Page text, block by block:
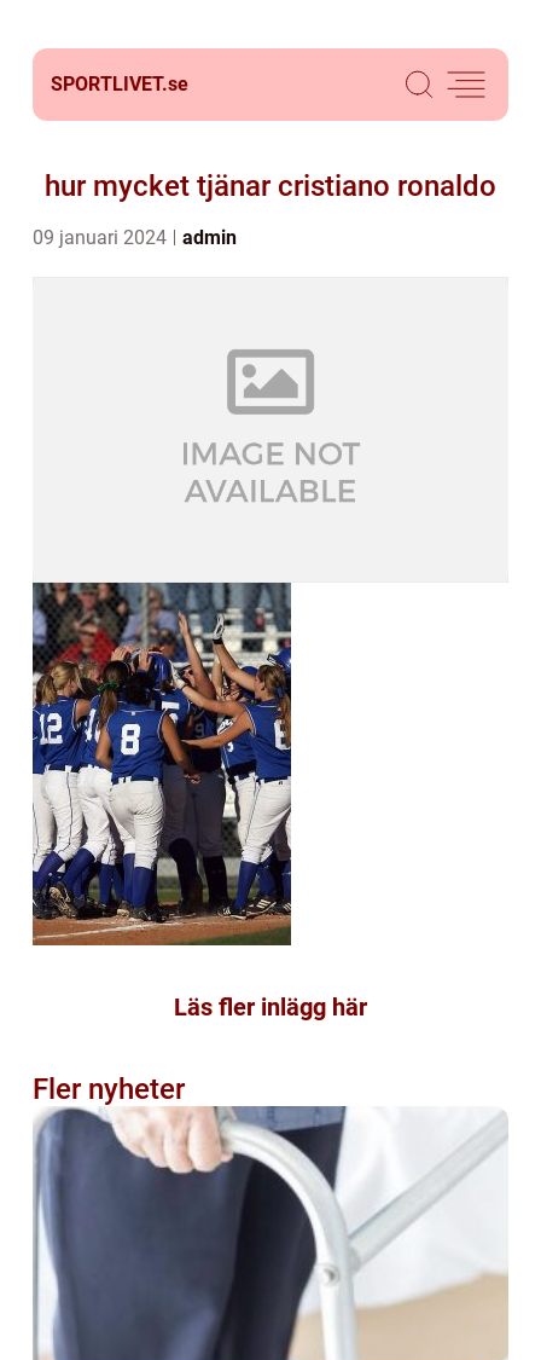
SPORTLIVET.se
hur mycket tjänar cristiano ronaldo
09 januari 2024 admin
Läs fler inlägg här
Fler nyheter